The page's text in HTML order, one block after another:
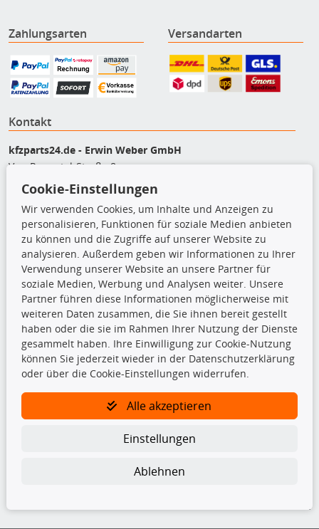
Zahlungsarten Versandarten
Kontakt
kfzparts24.de - Erwin Weber GmbH
Von-Reuental-Straße 8a
85376 Hetzenhausen
shop@kfzparts24.de
Top Produkte
Dachboxen
Dachgrundträger
Ersatzteile
Fahrradträger
Motoröle
Pflege- & Wartungsmittel
Schneeketten
Cookie-Einstellungen
Wir verwenden Cookies, um Inhalte und Anzeigen zu
personalisieren, Funktionen für soziale Medien anbieten
zu können und die Zugriffe auf unserer Website zu
analysieren. Außerdem geben wir Informationen zu Ihrer
Verwendung unserer Website an unsere Partner für
soziale Medien, Werbung und Analysen weiter. Unsere
Partner führen diese Informationen möglicherweise mit
weiteren Daten zusammen, die Sie ihnen bereit gestellt
haben oder die sie im Rahmen Ihrer Nutzung der Dienste
gesammelt haben. Ihre Einwilligung zur Cookie-Nutzung
können Sie jederzeit wieder in der Datenschutzerklärung
oder über die Cookie-Einstellungen widerrufen.
Alle akzeptieren
Einstellungen
Ablehnen